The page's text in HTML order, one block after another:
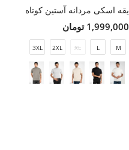
یقه اسکی مردانه آستین کوتاه
1,999,000 تومان
M
L
XL
2XL
3XL